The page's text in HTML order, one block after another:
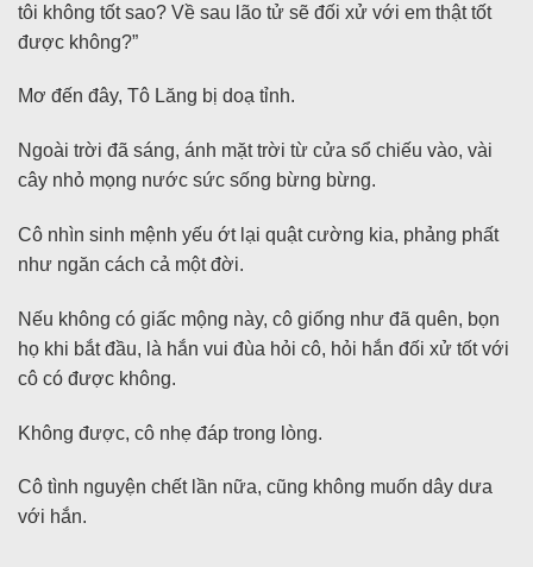
tôi không tốt sao? Về sau lão tử sẽ đối xử với em thật tốt
được không?”
Mơ đến đây, Tô Lăng bị doạ tỉnh.
Ngoài trời đã sáng, ánh mặt trời từ cửa sổ chiếu vào, vài
cây nhỏ mọng nước sức sống bừng bừng.
Cô nhìn sinh mệnh yếu ớt lại quật cường kia, phảng phất
như ngăn cách cả một đời.
Nếu không có giấc mộng này, cô giống như đã quên, bọn
họ khi bắt đầu, là hắn vui đùa hỏi cô, hỏi hắn đối xử tốt với
cô có được không.
Không được, cô nhẹ đáp trong lòng.
Cô tình nguyện chết lần nữa, cũng không muốn dây dưa
với hắn.